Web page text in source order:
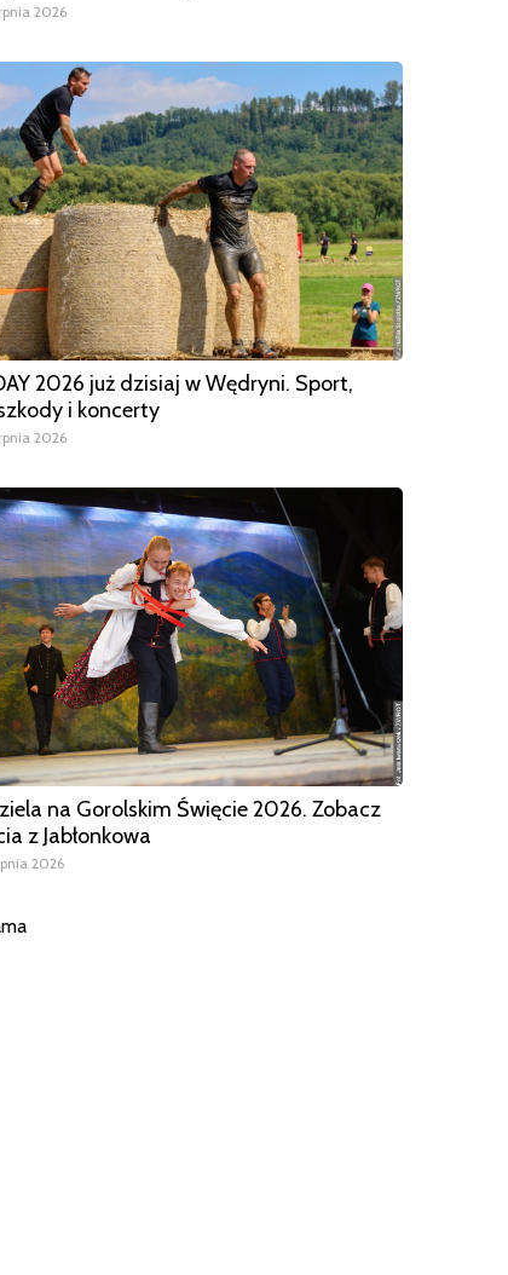
2026
2026 już dzisiaj w Wędryni. Sport,
i koncerty
2026
na Gorolskim Święcie 2026. Zobacz
z Jabłonkowa
2026